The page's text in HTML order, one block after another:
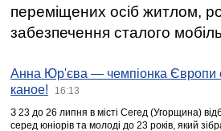
переміщених осіб житлом,
забезпечення сталого
Анна Юр'єва — чемпіонка Європи
каное!
16:13
З 23 до 26 липня в місті Сегед (Угорщина)
серед юніорів та молоді до 23 років, який